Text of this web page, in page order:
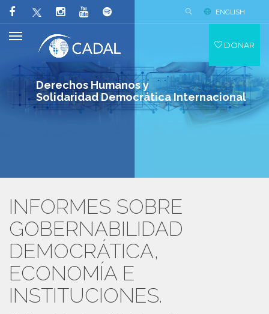
Derechos Humanos y
Solidaridad Democrática Internacional
ENGLISH
DONAR
INFORMES SOBRE
GOBERNABILIDAD
DEMOCRÁTICA,
ECONOMÍA E
INSTITUCIONES.